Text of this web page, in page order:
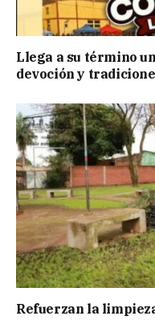
Llega a su término
devoción y
Refuerzan la